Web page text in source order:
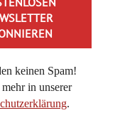
keinen Spam!
in unserer
.